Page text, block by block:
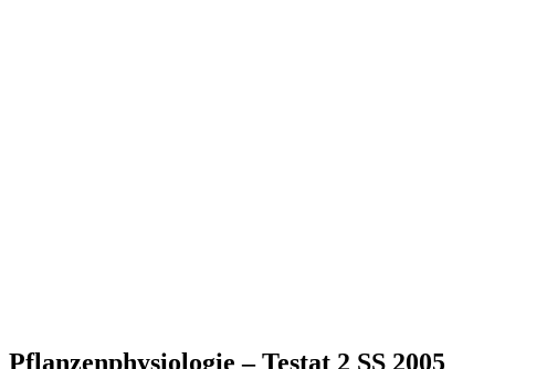
Pflanzenphysiologie – Testat 2 SS 2005